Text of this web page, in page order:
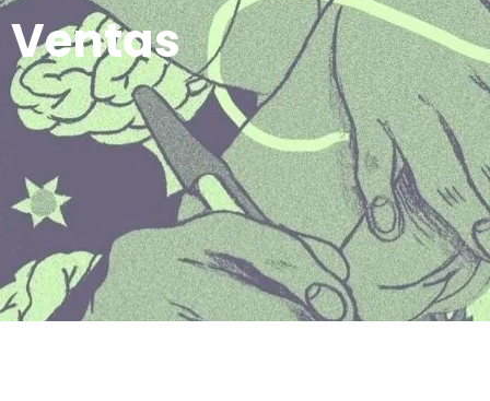
Ventas